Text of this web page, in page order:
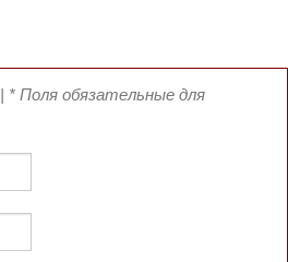
| * Поля обязательные для